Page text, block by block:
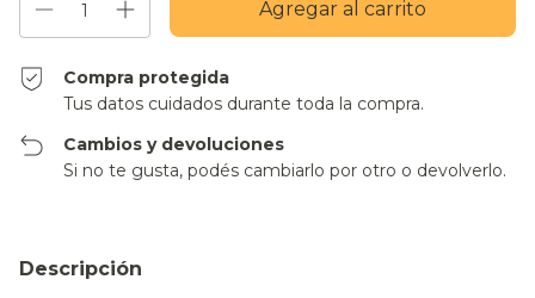
Compra protegida
Tus datos cuidados durante toda la compra.
Cambios y devoluciones
Si no te gusta, podés cambiarlo por otro o devolverlo.
Descripción